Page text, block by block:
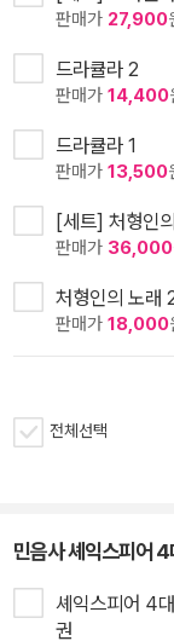
판매가 27,900
드라큘라 2
판매가 14,400
드라큘라 1
판매가 13,500
[세트] 처형인
판매가 36,000
처형인의 노래
판매가 18,000
전체선택
민음사 셰익스피어
셰익스피어 4
권